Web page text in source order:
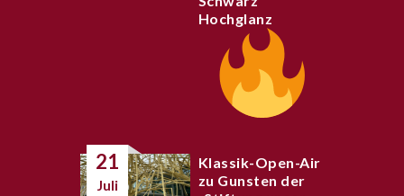
Hochglanz
21
Juli
Klassik-Open-Air
zu Gunsten der